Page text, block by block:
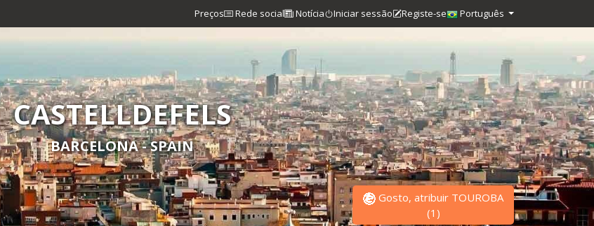
Preços Rede social Notícia Iniciar sessão Registe-se Português
CASTELLDEFELS
BARCELONA - SPAIN
Gosto, atribuir TOUROBA
(1 )